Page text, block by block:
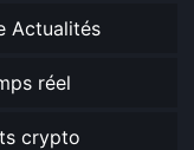
Actualités
réel
crypto